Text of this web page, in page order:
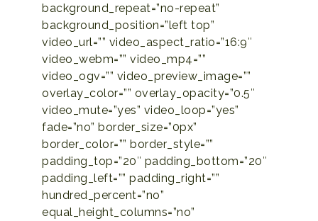
background_repeat=”no-repeat”
background_position=”left top”
video_url=”” video_aspect_ratio=”16:9″
video_webm=”” video_mp4=””
video_ogv=”” video_preview_image=””
overlay_color=”” overlay_opacity=”0.5″
video_mute=”yes” video_loop=”yes”
fade=”no” border_size=”0px”
border_color=”” border_style=””
padding_top=”20″ padding_bottom=”20″
padding_left=”” padding_right=””
hundred_percent=”no”
equal_height_columns=”no”